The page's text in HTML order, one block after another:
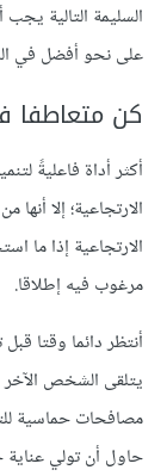
السليمة التالية
على نحو أفضل في
كن متعاطفا
أكثر أداة فاعليةً
الارتجاعية؛ إلا
الارتجاعية إذا ما
مرغوب فيه إطلاقا.
أنتظر دائما وقتا
يتلقى الشخص الآخر
مصافحات حماسية
حاول أن تولي عناية